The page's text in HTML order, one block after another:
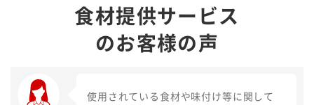
食材提供サービス
のお客様の声
使用されている食材や味付け等に関して